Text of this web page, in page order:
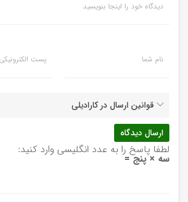
دیدگاه خود را اینجا بنویسید
نام شما پست الکترونیکی
قوانین ارسال در کارادیلی
لطفا پاسخ را به عدد انگلیسی وارد کنید:
سه × پنج =